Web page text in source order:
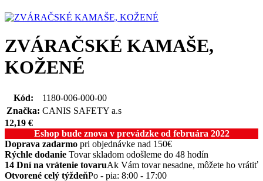
ZVÁRAČSKÉ KAMAŠE,
KOŽENÉ
Kód:
1180-006-000-00
Značka: CANIS SAFETY a.s
12,19 €
Eshop bude znova v prevádzke od februára 2022
Doprava zadarmo pri objednávke nad 150€
Rýchle dodanie Tovar skladom odošleme do 48 hodín
14 Dní na vrátenie tovaruAk Vám tovar nesadne, môžete ho vrátiť
Otvorené celý týždeňPo - pia: 8:00 - 17:00